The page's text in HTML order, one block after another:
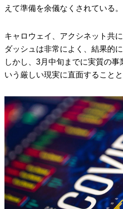
えて準備を余儀なくされている。
キャロウェイ、アクシネット共
ダッシュは非常によく、結果的
しかし、3月中旬までに実質の事
いう厳しい現実に直面することと